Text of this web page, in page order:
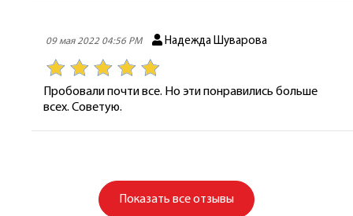
09 мая 2022 04:56 PM Надежда Шуварова
Пробовали почти все. Но эти понравились больше
всех. Советую.
Показать все отзывы